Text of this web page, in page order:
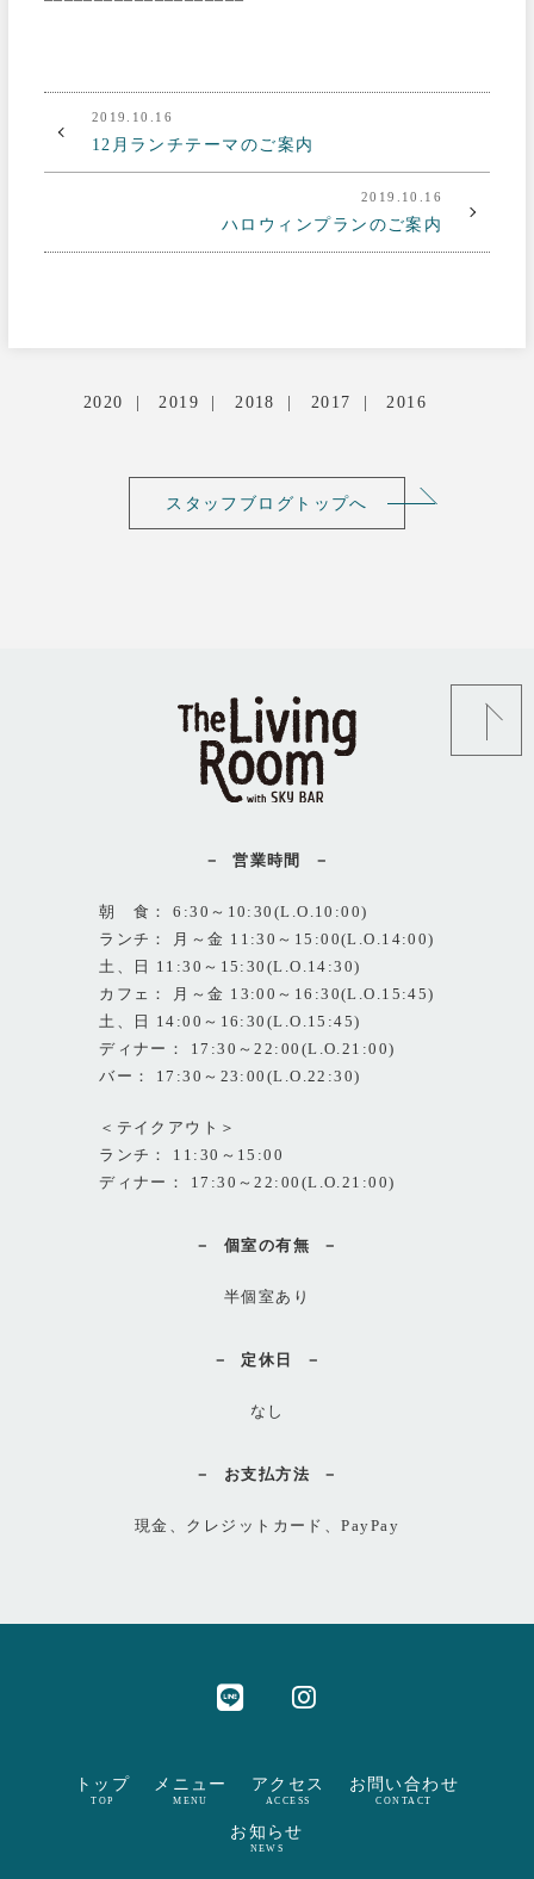
2019.10.16
12月ランチテーマのご案内
2019.10.16
ハロウィンプランのご案内
2020 2019 2018 2017 2016
スタッフブログトップへ
営業時間
朝 食： 6:30～10:30(L.O.10:00)
ランチ： 月～金 11:30～15:00(L.O.14:00)
土、日 11:30～15:30(L.O.14:30)
カフェ： 月～金 13:00～16:30(L.O.15:45)
土、日 14:00～16:30(L.O.15:45)
ディナー： 17:30～22:00(L.O.21:00)
バー： 17:30～23:00(L.O.22:30)
＜テイクアウト＞
ランチ： 11:30～15:00
ディナー： 17:30～22:00(L.O.21:00)
個室の有無
半個室あり
定休日
なし
お支払方法
現金、クレジットカード、PayPay
トップ
TOP
メニュー
MENU
アクセス
ACCESS
お問い合わせ
CONTACT
お知らせ
NEWS